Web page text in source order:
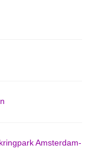
Amsterdam-